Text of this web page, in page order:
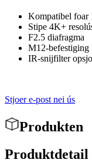
Kompatibel foar
Stipe 4K+
F2.5 diafragma
M12-befestiging
IR-snijfilter
Stjoer e-post nei ús
Produkten
Produktdetail